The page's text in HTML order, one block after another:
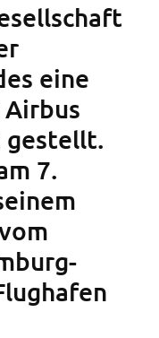
eine
Airbus
gestellt.
7.